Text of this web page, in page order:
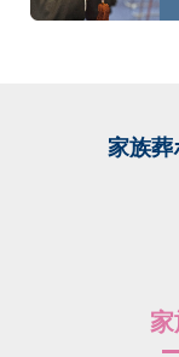
家族葬